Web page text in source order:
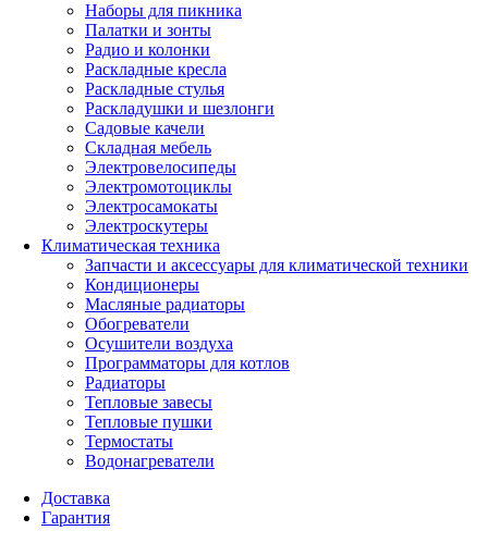
Наборы для пикника
Палатки и зонты
Радио и колонки
Раскладные кресла
Раскладные стулья
Раскладушки и шезлонги
Садовые качели
Складная мебель
Электровелосипеды
Электромотоциклы
Электросамокаты
Электроскутеры
Климатическая техника
Запчасти и аксессуары для климатической техники
Кондиционеры
Масляные радиаторы
Обогреватели
Осушители воздуха
Программаторы для котлов
Радиаторы
Тепловые завесы
Тепловые пушки
Термостаты
Водонагреватели
Доставка
Гарантия